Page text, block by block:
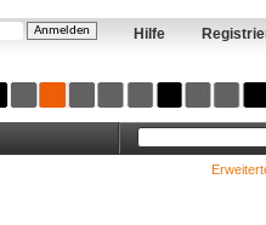
Hilfe